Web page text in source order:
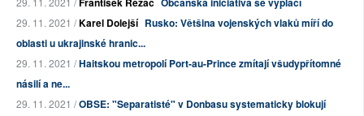
29. 11. 2021 /Karel Dolejší Rusko: Většina vojenských vlaků míří do
oblasti u ukrajinské hranic...
29. 11. 2021 /Haitskou metropolí Port-au-Prince zmítají všudypřítomné
násilí a ne...
29. 11. 2021 /OBSE: "Separatisté" v Donbasu systematicky blokují